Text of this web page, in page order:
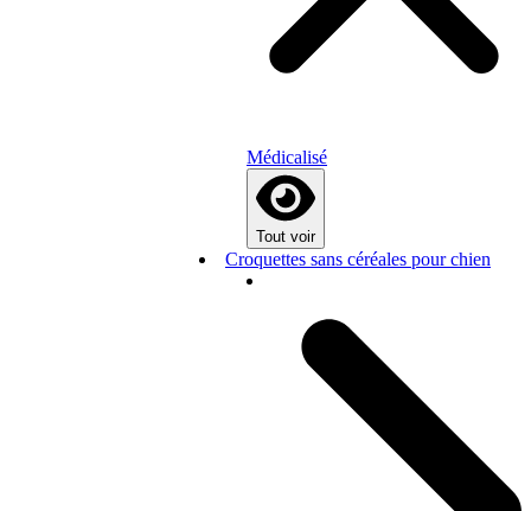
Médicalisé
Tout voir
Croquettes sans céréales pour chien